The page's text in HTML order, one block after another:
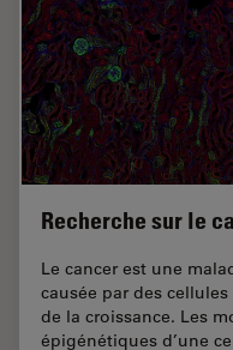
Recherche sur le
Le cancer est une
causée par des
de la croissance. Les
épigénétiques d’une